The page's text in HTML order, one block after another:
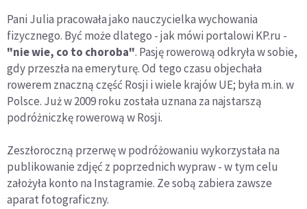
Pani Julia pracowała jako nauczycielka wychowania
fizycznego. Być może dlatego - jak mówi portalowi KP.ru -
"nie wie, co to choroba". Pasję rowerową odkryła w sobie,
gdy przeszła na emeryturę. Od tego czasu objechała
rowerem znaczną część Rosji i wiele krajów UE; była m.in. w
Polsce. Już w 2009 roku została uznana za najstarszą
podróżniczkę rowerową w Rosji.
Zeszłoroczną przerwę w podróżowaniu wykorzystała na
publikowanie zdjęć z poprzednich wypraw - w tym celu
założyła konto na Instagramie. Ze sobą zabiera zawsze
aparat fotograficzny.